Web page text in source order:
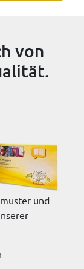
von
und